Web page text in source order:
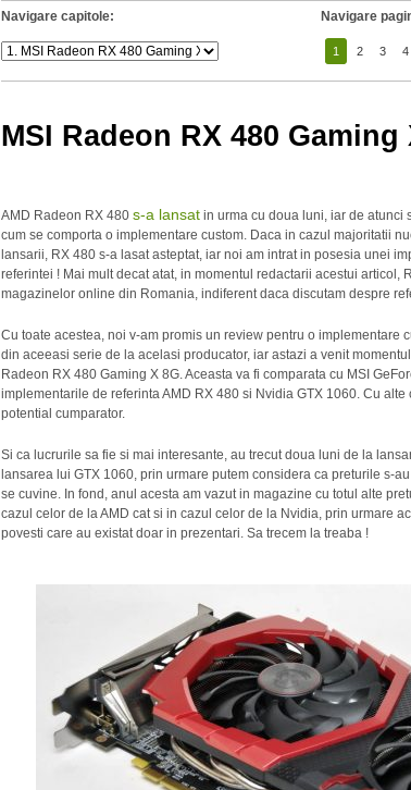
Navigare capitole: Navigare
1 2 3 4
MSI Radeon RX 480 Gaming
AMD Radeon RX 480 s-a lansatin urma cu doua luni, iar de atunci
cum se comporta o implementare custom. Daca in cazul majoritatii
lansarii, RX 480 s-a lasat asteptat, iar noi am intrat in posesia unei
referintei ! Mai mult decat atat, in momentul redactarii acestui articol,
magazinelor online din Romania, indiferent daca discutam despre
Cu toate acestea, noi v-am promis un review pentru o implementare
din aceeasi serie de la acelasi producator, iar astazi a venit
Radeon RX 480 Gaming X 8G. Aceasta va fi comparata cu MSI
implementarile de referinta AMD RX 480 si Nvidia GTX 1060. Cu
potential cumparator.
Si ca lucrurile sa fie si mai interesante, au trecut doua luni de la
lansarea lui GTX 1060, prin urmare putem considera ca preturile s-
se cuvine. In fond, anul acesta am vazut in magazine cu totul alte
cazul celor de la AMD cat si in cazul celor de la Nvidia, prin urmare
povesti care au existat doar in prezentari. Sa trecem la treaba !